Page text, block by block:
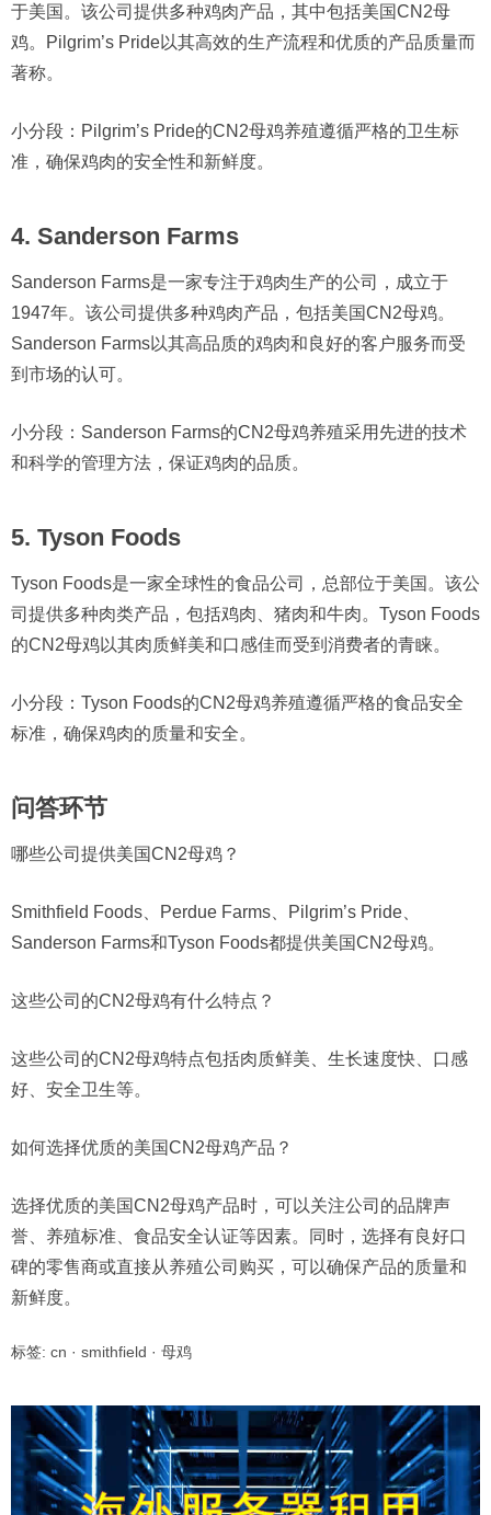
于美国。该公司提供多种鸡肉产品，其中包括美国CN2母
鸡。Pilgrim’s Pride以其高效的生产流程和优质的产品质量而
著称。
小分段：Pilgrim’s Pride的CN2母鸡养殖遵循严格的卫生标
准，确保鸡肉的安全性和新鲜度。
4. Sanderson Farms
Sanderson Farms是一家专注于鸡肉生产的公司，成立于
1947年。该公司提供多种鸡肉产品，包括美国CN2母鸡。
Sanderson Farms以其高品质的鸡肉和良好的客户服务而受
到市场的认可。
小分段：Sanderson Farms的CN2母鸡养殖采用先进的技术
和科学的管理方法，保证鸡肉的品质。
5. Tyson Foods
Tyson Foods是一家全球性的食品公司，总部位于美国。该公
司提供多种肉类产品，包括鸡肉、猪肉和牛肉。Tyson Foods
的CN2母鸡以其肉质鲜美和口感佳而受到消费者的青睐。
小分段：Tyson Foods的CN2母鸡养殖遵循严格的食品安全
标准，确保鸡肉的质量和安全。
问答环节
哪些公司提供美国CN2母鸡？
Smithfield Foods、Perdue Farms、Pilgrim’s Pride、
Sanderson Farms和Tyson Foods都提供美国CN2母鸡。
这些公司的CN2母鸡有什么特点？
这些公司的CN2母鸡特点包括肉质鲜美、生长速度快、口感
好、安全卫生等。
如何选择优质的美国CN2母鸡产品？
选择优质的美国CN2母鸡产品时，可以关注公司的品牌声
誉、养殖标准、食品安全认证等因素。同时，选择有良好口
碑的零售商或直接从养殖公司购买，可以确保产品的质量和
新鲜度。
标签: cn · smithfield · 母鸡